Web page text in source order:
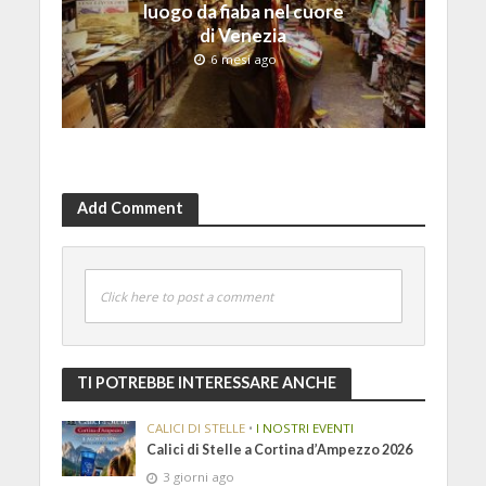
luogo da fiaba nel cuore
di Venezia
6 mesi ago
Add Comment
Click here to post a comment
TI POTREBBE INTERESSARE ANCHE
CALICI DI STELLE • I NOSTRI EVENTI
Calici di Stelle a Cortina d’Ampezzo 2026
3 giorni ago